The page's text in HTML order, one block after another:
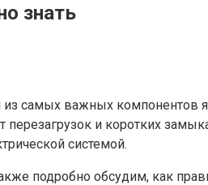
знать
самых важных компонентов
и коротких
системой.
подробно обсудим, как